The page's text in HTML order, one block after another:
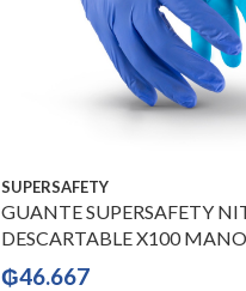
SUPERSAFETY
GUANTE SUPERSAFETY
DESCARTABLE X100
₲46.667